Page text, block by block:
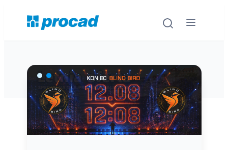
Oprogramowanie
Szkolenia